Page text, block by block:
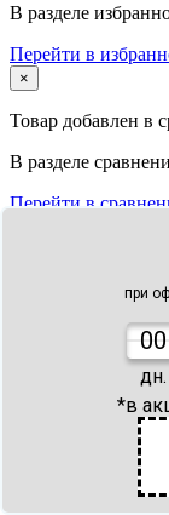
при
00
дн.
*в
В разделе
Перейти в
×
Товар добавлен в
В разделе
Перейти в
Желаемое время
* Настоящим
условиями
Заказать звонок
Что с моим
* Настоящим